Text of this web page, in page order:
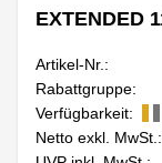
EXTENDED
Artikel-Nr.:
Rabattgruppe:
Verfügbarkeit:
Netto exkl. MwSt.: